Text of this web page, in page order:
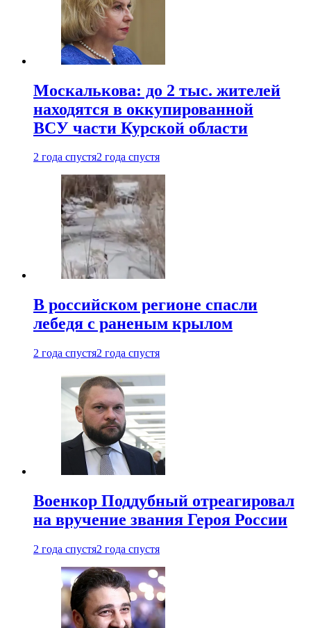
Москалькова: до 2 тыс. жителей
находятся в оккупированной
ВСУ части Курской области
2 года спустя2 года спустя
В российском регионе спасли
лебедя с раненым крылом
2 года спустя2 года спустя
Военкор Поддубный отреагировал
на вручение звания Героя России
2 года спустя2 года спустя